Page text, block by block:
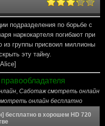
подразделения по борьбе с
наркокартеля погибают при
из группы присвоил миллионы
эту тайну.
, Саботаж смотреть онлайн
онлайн бесплатно
в хорошем HD 720